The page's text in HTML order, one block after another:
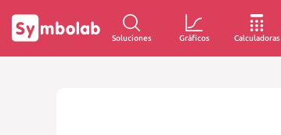
Soluciones Gráficos Calculadoras